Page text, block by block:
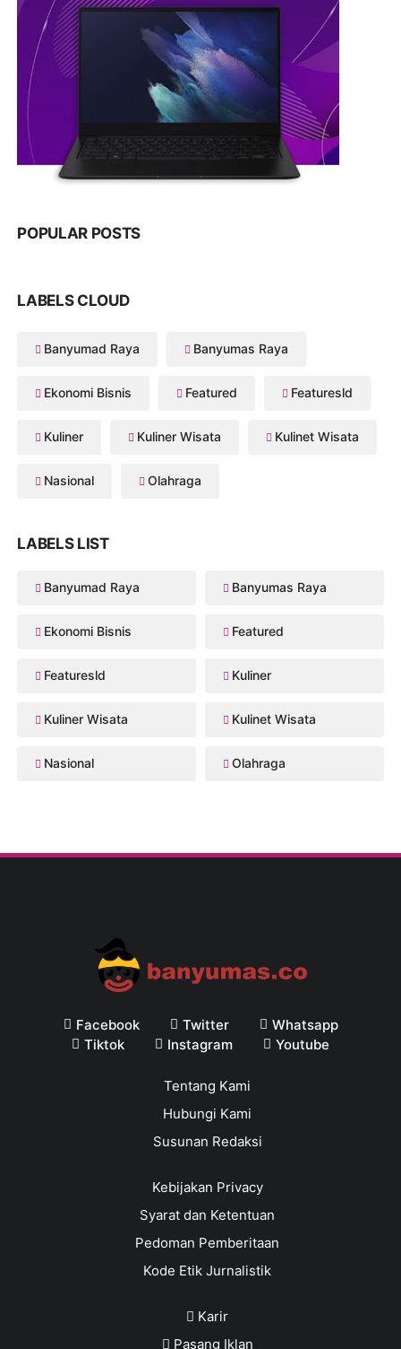
POPULAR POSTS
LABELS CLOUD
Banyumad Raya Banyumas Raya
Ekonomi Bisnis Featured Featuresld
Kuliner Kuliner Wisata Kulinet Wisata
Nasional Olahraga
LABELS LIST
Banyumad Raya Banyumas Raya
Ekonomi Bisnis Featured
Featuresld Kuliner
Kuliner Wisata Kulinet Wisata
Nasional Olahraga
Facebook Twitter
Whatsapp
Tiktok
Instagram Youtube
Tentang Kami
Hubungi Kami
Susunan Redaksi
Kebijakan Privacy
Syarat dan Ketentuan
Pedoman Pemberitaan
Kode Etik Jurnalistik
Karir
Pasang Iklan